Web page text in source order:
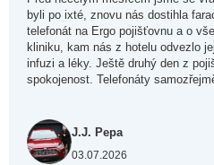
byli po ixté, znovu nás dostihla
telefonát na Ergo pojišťovnu a o
kliniku, kam nás z hotelu odvezlo
infuzi a léky. Ještě druhý den z
spokojenost. Telefonáty
J.J. Pepa
03.07.2026